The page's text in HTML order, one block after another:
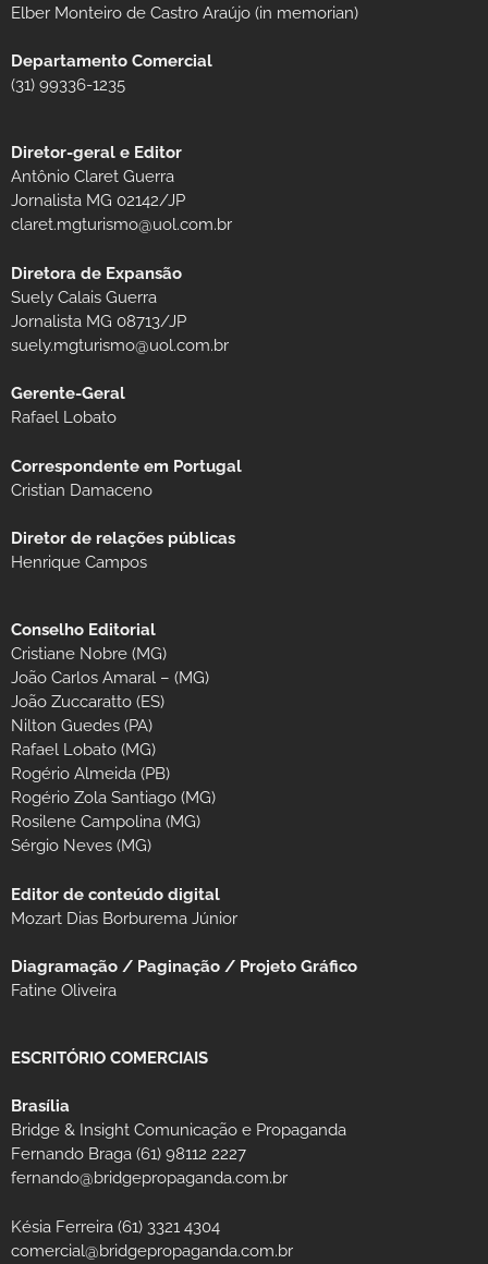
Elber Monteiro de Castro Araújo (in memorian)
Departamento Comercial
(31) 99336-1235
Diretor-geral e Editor
Antônio Claret Guerra
Jornalista MG 02142/JP
claret.mgturismo@uol.com.br
Diretora de Expansão
Suely Calais Guerra
Jornalista MG 08713/JP
suely.mgturismo@uol.com.br
Gerente-Geral
Rafael Lobato
Correspondente em Portugal
Cristian Damaceno
Diretor de relações públicas
Henrique Campos
Conselho Editorial
Cristiane Nobre (MG)
João Carlos Amaral – (MG)
João Zuccaratto (ES)
Nilton Guedes (PA)
Rafael Lobato (MG)
Rogério Almeida (PB)
Rogério Zola Santiago (MG)
Rosilene Campolina (MG)
Sérgio Neves (MG)
Editor de conteúdo digital
Mozart Dias Borburema Júnior
Diagramação / Paginação / Projeto Gráfico
Fatine Oliveira
ESCRITÓRIO COMERCIAIS
Brasília
Bridge & Insight Comunicação e Propaganda
Fernando Braga (61) 98112 2227
fernando@bridgepropaganda.com.br
Késia Ferreira (61) 3321 4304
comercial@bridgepropaganda.com.br